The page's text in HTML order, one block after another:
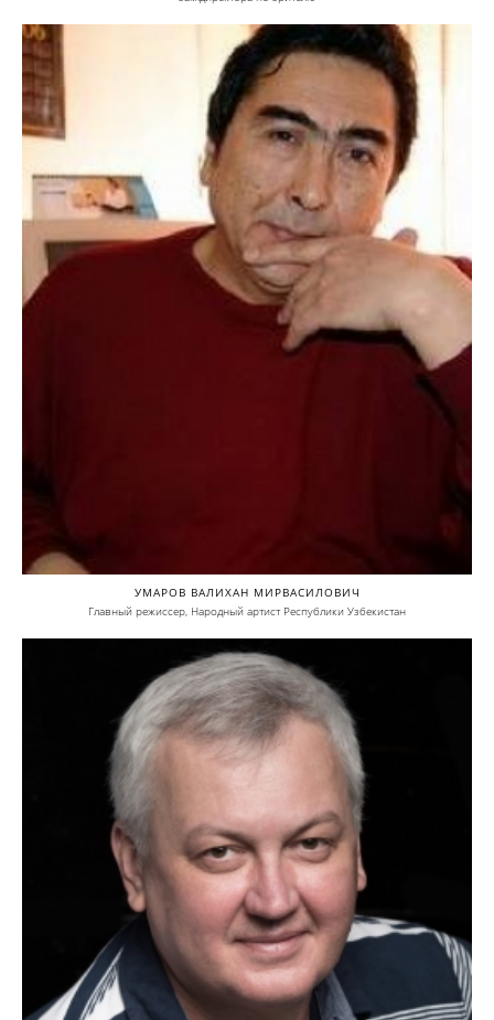
УМАРОВ ВАЛИХАН МИРВАСИЛОВИЧ
Главный режиссер, Народный артист Республики Узбекистан